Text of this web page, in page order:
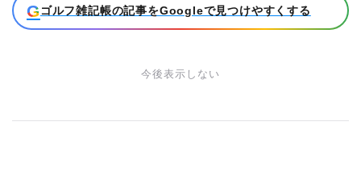
Gゴルフ雑記帳の記事をGoogleで見つけやすくする
今後表示しない